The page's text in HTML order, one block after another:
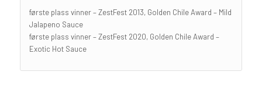
første plass vinner – ZestFest 2013, Golden Chile Award – Mild
Jalapeno Sauce
første plass vinner – ZestFest 2020, Golden Chile Award –
Exotic Hot Sauce